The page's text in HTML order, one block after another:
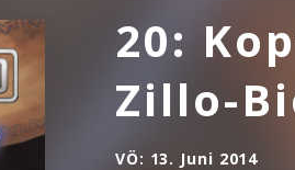
20:
Zillo-
VÖ: 13. Juni 2014